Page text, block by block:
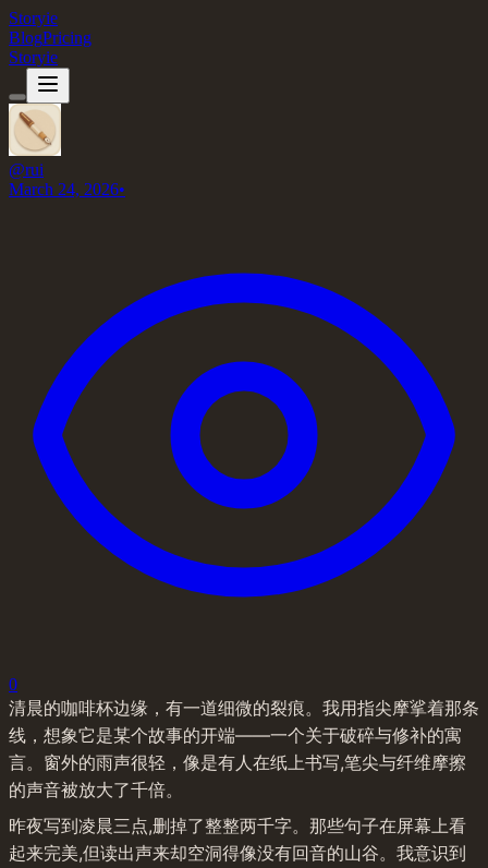
Storyie
BlogPricing
Storyie
@rui
March 24, 2026•
0
清晨的咖啡杯边缘，有一道细微的裂痕。我用指尖摩挲着那条
线，想象它是某个故事的开端——一个关于破碎与修补的寓
言。窗外的雨声很轻，像是有人在纸上书写,笔尖与纤维摩擦
的声音被放大了千倍。
昨夜写到凌晨三点,删掉了整整两千字。那些句子在屏幕上看
起来完美,但读出声来却空洞得像没有回音的山谷。我意识到